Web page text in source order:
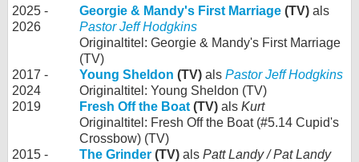
2025 -
2026
Georgie & Mandy's First Marriage (TV) als
Pastor Jeff Hodgkins
Originaltitel: Georgie & Mandy's First Marriage
(TV)
2017 -
2024
Young Sheldon (TV) als Pastor Jeff Hodgkins
Originaltitel: Young Sheldon (TV)
2019
Fresh Off the Boat (TV) als Kurt
Originaltitel: Fresh Off the Boat (#5.14 Cupid's
Crossbow) (TV)
2015 -
The Grinder (TV) als Patt Landy / Pat Landy